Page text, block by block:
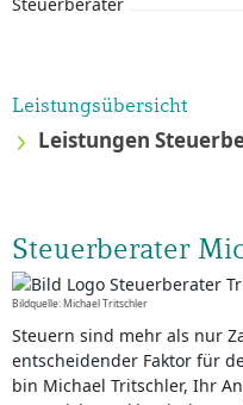
Leistungsübersicht
Leistungen
Steuerberater
Bildquelle: Michael Tritschler
Steuern sind mehr als nur
entscheidender Faktor für
bin Michael Tritschler, Ihr